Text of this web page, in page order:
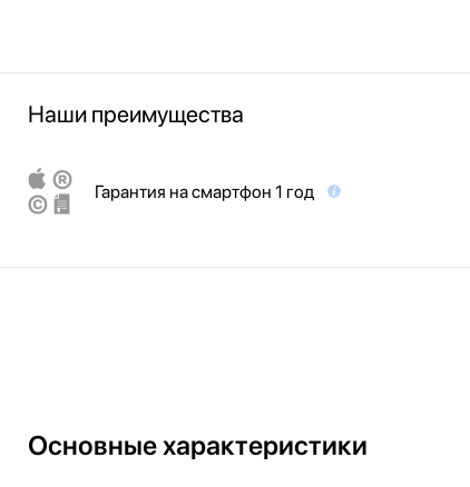
Наши преимущества
Гарантия на смартфон 1 год
Основные характеристики